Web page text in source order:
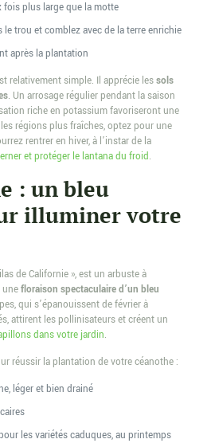
fois plus large que la motte
le trou et comblez avec de la terre enrichie
après la plantation
relativement simple. Il apprécie lessols
. Un arrosage régulier pendant la saison
riche en potassium favoriseront une
régions plus fraîches, optez pour une
rentrer en hiver, à l’instar de la
et protéger le lantana du froid.
: un bleu
illuminer votre
de Californie », est un arbuste à
unefloraison spectaculaire d’un bleu
qui s’épanouissent de février à
attirent les pollinisateurs et créent un
dans votre jardin.
réussir la plantation de votre céanothe :
léger et bien drainé
les variétés caduques, au printemps